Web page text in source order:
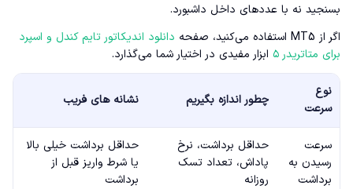
بسنجید نه با عددهای داخل داشبورد.
اگر از MT5 استفاده می‌کنید، صفحه
دانلود اندیکاتور تایم کندل و اسپرد
برای متاتریدر ۵
ابزار مفیدی در اختیار شما می‌گذارد.
نوع
سرعت
چطور اندازه بگیریم نشانه های فریب
سرعت
رسیدن به
برداشت
حداقل برداشت، نرخ
پاداش، تعداد تسک
روزانه
حداقل برداشت خیلی بالا
یا شرط واریز قبل از
برداشت